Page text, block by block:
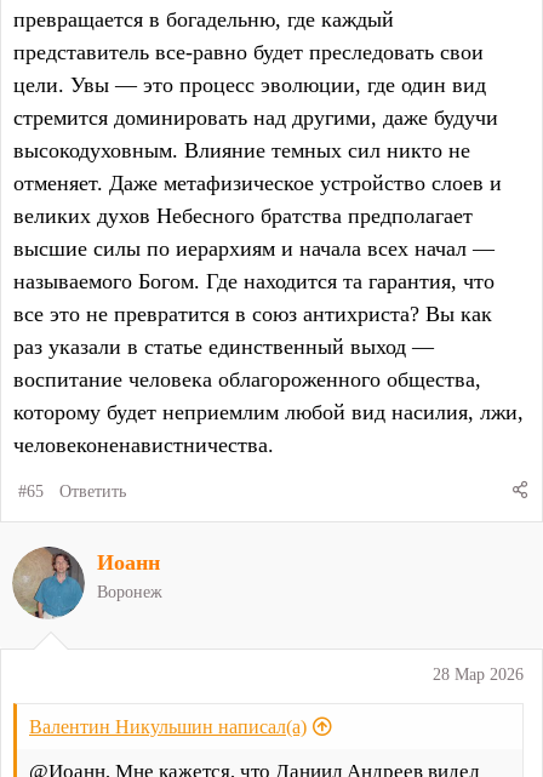
превращается в богадельню, где каждый
представитель все-равно будет преследовать свои
цели. Увы — это процесс эволюции, где один вид
стремится доминировать над другими, даже будучи
высокодуховным. Влияние темных сил никто не
отменяет. Даже метафизическое устройство слоев и
великих духов Небесного братства предполагает
высшие силы по иерархиям и начала всех начал —
называемого Богом. Где находится та гарантия, что
все это не превратится в союз антихриста? Вы как
раз указали в статье единственный выход —
воспитание человека облагороженного общества,
которому будет неприемлим любой вид насилия, лжи,
человеконенавистничества.
#65 Ответить
28 Мар 2026
Валентин Никульшин написал(а)
@Иоанн, Мне кажется, что Даниил Андреев видел
Иоанн
Воронеж